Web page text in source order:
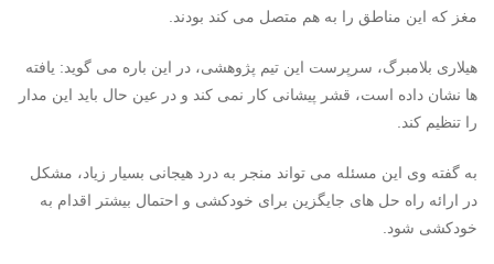
مغز که این مناطق را به هم متصل می کند بودند.
هیلاری بلامبرگ، سرپرست این تیم پژوهشی، در این باره می گوید: یافته
ها نشان داده است، قشر پیشانی کار نمی کند و در عین حال باید این مدار
را تنظیم کند.
به گفته وی این مسئله می تواند منجر به درد هیجانی بسیار زیاد، مشکل
در ارائه راه حل های جایگزین برای خودکشی و احتمال بیشتر اقدام به
خودکشی شود.